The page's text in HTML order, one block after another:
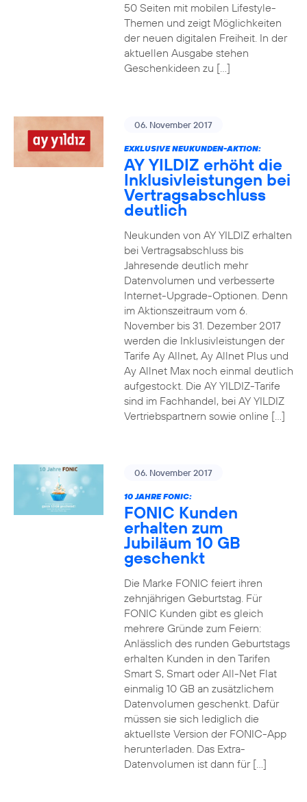
50 Seiten mit mobilen Lifestyle-
Themen und zeigt Möglichkeiten
der neuen digitalen Freiheit. In der
aktuellen Ausgabe stehen
Geschenkideen zu […]
06. November 2017
EXKLUSIVE NEUKUNDEN-AKTION:
AY YILDIZ erhöht die
Inklusivleistungen bei
Vertragsabschluss
deutlich
Neukunden von AY YILDIZ erhalten
bei Vertragsabschluss bis
Jahresende deutlich mehr
Datenvolumen und verbesserte
Internet-Upgrade-Optionen. Denn
im Aktionszeitraum vom 6.
November bis 31. Dezember 2017
werden die Inklusivleistungen der
Tarife Ay Allnet, Ay Allnet Plus und
Ay Allnet Max noch einmal deutlich
aufgestockt. Die AY YILDIZ-Tarife
sind im Fachhandel, bei AY YILDIZ
Vertriebspartnern sowie online […]
06. November 2017
10 JAHRE FONIC:
FONIC Kunden
erhalten zum
Jubiläum 10 GB
geschenkt
Die Marke FONIC feiert ihren
zehnjährigen Geburtstag. Für
FONIC Kunden gibt es gleich
mehrere Gründe zum Feiern:
Anlässlich des runden Geburtstags
erhalten Kunden in den Tarifen
Smart S, Smart oder All-Net Flat
einmalig 10 GB an zusätzlichem
Datenvolumen geschenkt. Dafür
müssen sie sich lediglich die
aktuellste Version der FONIC-App
herunterladen. Das Extra-
Datenvolumen ist dann für […]